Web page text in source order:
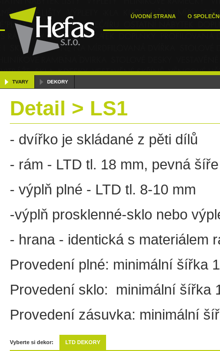
ÚVODNÍ STRANA O
TVARY DEKORY
Detail > LS1
- dvířko je skládané z pěti dílů
- rám - LTD tl. 18 mm, pevná
- výplň plné - LTD tl. 8-10 mm
-výplň prosklenné-sklo nebo
- hrana - identická s materiálem
Provedení plné: minimální šířka
Provedení sklo: minimální šířka
Provedení zásuvka: minimální
Vyberte si dekor: LTD DEKORY